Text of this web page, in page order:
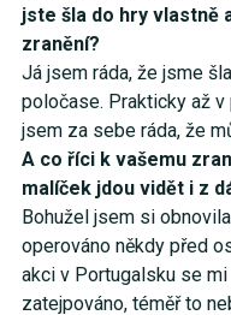
jste šla do hry vlastně
zranění?
Já jsem ráda, že jsme
poločase. Prakticky až v
jsem za sebe ráda, že
A co říci k vašemu
malíček jdou vidět i z
Bohužel jsem si
operováno někdy před
akci v Portugalsku se
zatejpováno, téměř to